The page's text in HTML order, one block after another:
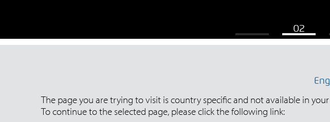
The page you are trying to visit is country specific and not available in
To continue to the selected page, please click the following link: